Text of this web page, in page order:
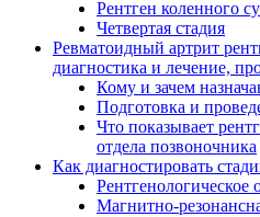
Рентген коленного
Четвертая стадия
Ревматоидный артрит
диагностика и лечение,
Кому и зачем
Подготовка и
Что показывает
отдела позвоночника
Как диагностировать
Рентгенологическое
Магнитно-